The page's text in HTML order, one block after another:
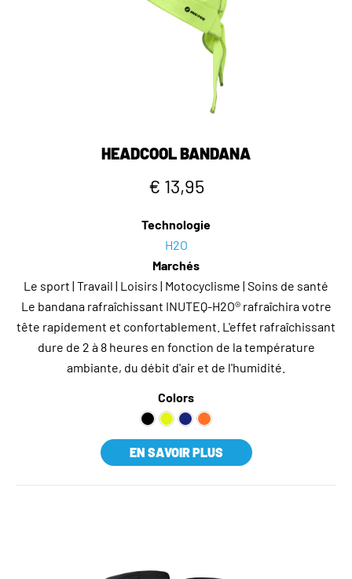
HEADCOOL BANDANA
€ 13,95
Technologie
H2O
Marchés
Le sport | Travail | Loisirs | Motocyclisme | Soins de santé
Le bandana rafraîchissant INUTEQ-H2O® rafraîchira votre
tête rapidement et confortablement. L'effet rafraîchissant
dure de 2 à 8 heures en fonction de la température
ambiante, du débit d'air et de l'humidité.
Colors
EN SAVOIR PLUS